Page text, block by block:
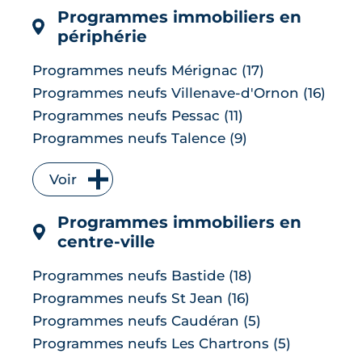
LIRE L'ARTICLE
Programmes immobiliers en
périphérie
Programmes neufs Mérignac (17)
Programmes neufs Villenave-d'Ornon (16)
Programmes neufs Pessac (11)
Programmes neufs Talence (9)
Programmes neufs Bruges (7)
Programmes neufs Floirac (7)
Programmes neufs Cenon (6)
Programmes neufs Lormont (6)
Programmes neufs Le Taillan-Médoc (6)
Programmes neufs Carbon-Blanc (5)
Programmes neufs Parempuyre (5)
Programmes neufs Artigues-près-
Voir
Programmes immobiliers en
centre-ville
Programmes neufs Bastide (18)
Programmes neufs St Jean (16)
Programmes neufs Caudéran (5)
Programmes neufs Les Chartrons (5)